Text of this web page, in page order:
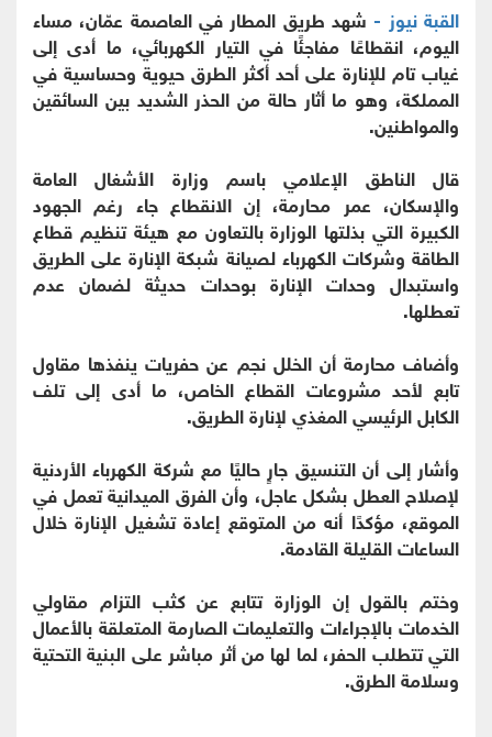
القبة نيوز - شهد طريق المطار في العاصمة عمّان، مساء
اليوم، انقطاعًا مفاجئًا في التيار الكهربائي، ما أدى إلى
غياب تام للإنارة على أحد أكثر الطرق حيوية وحساسية في
المملكة، وهو ما أثار حالة من الحذر الشديد بين السائقين
والمواطنين.
قال الناطق الإعلامي باسم وزارة الأشغال العامة
والإسكان، عمر محارمة، إن الانقطاع جاء رغم الجهود
الكبيرة التي بذلتها الوزارة بالتعاون مع هيئة تنظيم قطاع
الطاقة وشركات الكهرباء لصيانة شبكة الإنارة على الطريق
واستبدال وحدات الإنارة بوحدات حديثة لضمان عدم
تعطلها.
وأضاف محارمة أن الخلل نجم عن حفريات ينفذها مقاول
تابع لأحد مشروعات القطاع الخاص، ما أدى إلى تلف
الكابل الرئيسي المغذي لإنارة الطريق.
وأشار إلى أن التنسيق جارٍ حاليًا مع شركة الكهرباء الأردنية
لإصلاح العطل بشكل عاجل، وأن الفرق الميدانية تعمل في
الموقع، مؤكدًا أنه من المتوقع إعادة تشغيل الإنارة خلال
الساعات القليلة القادمة.
وختم بالقول إن الوزارة تتابع عن كثب التزام مقاولي
الخدمات بالإجراءات والتعليمات الصارمة المتعلقة بالأعمال
التي تتطلب الحفر، لما لها من أثر مباشر على البنية التحتية
وسلامة الطرق.